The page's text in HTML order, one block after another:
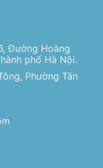
Đường Hoàng
phố Hà Nội.
Phường Tân